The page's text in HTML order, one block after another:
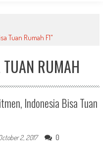
Tuan Rumah F1"
RUMAH
Indonesia Bisa Tuan
2, 2017 0